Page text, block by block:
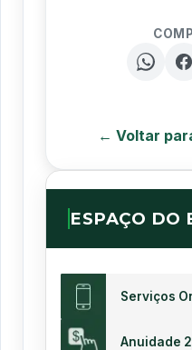
← Voltar
ESPAÇO DO
Serviços
Anuidade